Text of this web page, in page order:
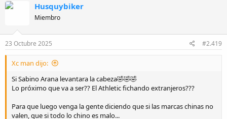
e
s
Husquybiker
Miembro
23 Octubre 2025 #2.419
Xc man dijo:
Si Sabino Arana levantara la cabeza🤣🤣🤣
Lo próximo que va a ser?? El Athletic fichando extranjeros???
Para que luego venga la gente diciendo que si las marcas chinas no
valen, que si todo lo chino es malo...